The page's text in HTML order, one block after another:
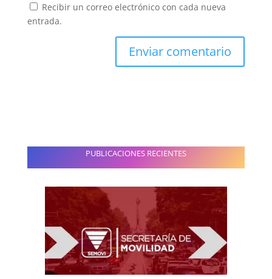
Recibir un correo electrónico con cada nueva
entrada.
PUBLICACIONES RECIENTES